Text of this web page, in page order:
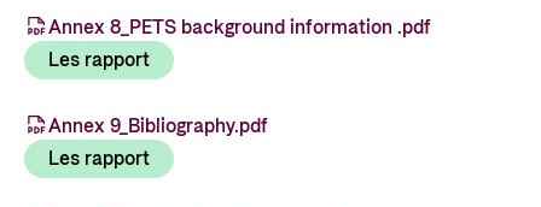
Viktige dokumenter og lenker
Partnerfordeling
Norads Varslingstjeneste
Presse og media
Postjournal
Annex 8_PETS background information .pdf
Les rapport
Annex 9_Bibliography.pdf
Les rapport